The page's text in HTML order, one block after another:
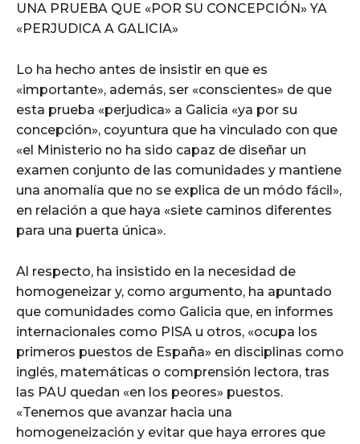
UNA PRUEBA QUE «POR SU CONCEPCIÓN» YA
«PERJUDICA A GALICIA»
Lo ha hecho antes de insistir en que es
«importante», además, ser «conscientes» de que
esta prueba «perjudica» a Galicia «ya por su
concepción», coyuntura que ha vinculado con que
«el Ministerio no ha sido capaz de diseñar un
examen conjunto de las comunidades y mantiene
una anomalía que no se explica de un módo fácil»,
en relación a que haya «siete caminos diferentes
para una puerta única».
Al respecto, ha insistido en la necesidad de
homogeneizar y, como argumento, ha apuntado
que comunidades como Galicia que, en informes
internacionales como PISA u otros, «ocupa los
primeros puestos de España» en disciplinas como
inglés, matemáticas o comprensión lectora, tras
las PAU quedan «en los peores» puestos.
«Tenemos que avanzar hacia una
homogeneización y evitar que haya errores que